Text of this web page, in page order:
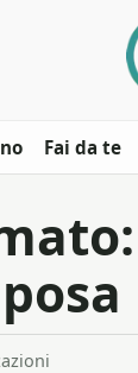
Fai da te